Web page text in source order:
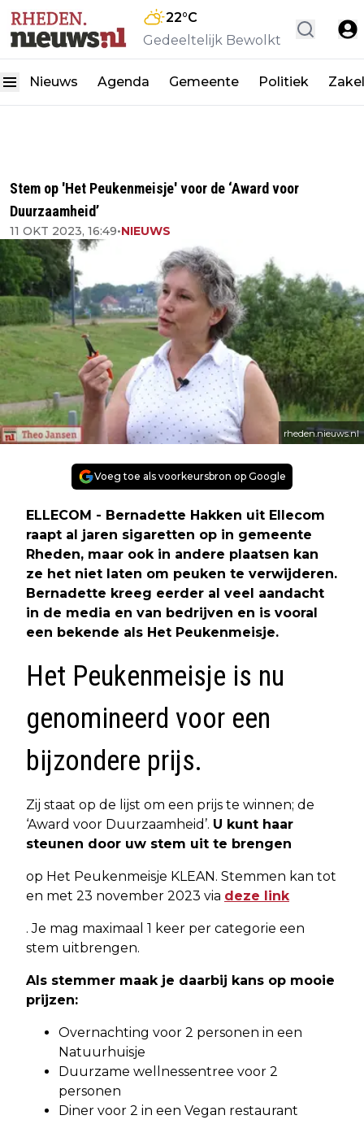
22°C
Gedeeltelijk Bewolkt
Nieuws Agenda Gemeente Politiek
Stem op 'Het Peukenmeisje' voor de ‘Award voor
Duurzaamheid’
11 OKT 2023, 16:49•NIEUWS
rheden.nieuws.nl
Voeg toe als voorkeursbron op Google
ELLECOM - Bernadette Hakken uit Ellecom
raapt al jaren sigaretten op in gemeente
Rheden, maar ook in andere plaatsen kan
ze het niet laten om peuken te verwijderen.
Bernadette kreeg eerder al veel aandacht
in de media en van bedrijven en is vooral
een bekende als Het Peukenmeisje.
Het Peukenmeisje is nu
genomineerd voor een
bijzondere prijs.
Zij staat op de lijst om een prijs te winnen; de
‘Award voor Duurzaamheid’. U kunt haar
steunen door uw stem uit te brengen
op Het Peukenmeisje KLEAN. Stemmen kan tot
en met 23 november 2023 via deze link
. Je mag maximaal 1 keer per categorie een
stem uitbrengen.
Als stemmer maak je daarbij kans op mooie
prijzen:
Overnachting voor 2 personen in een
Natuurhuisje
Duurzame wellnessentree voor 2
personen
Diner voor 2 in een Vegan restaurant